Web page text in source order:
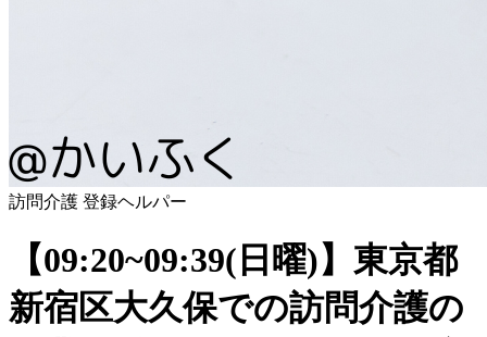
訪問介護 登録ヘルパー
【09:20~09:39(日曜)】東京都
新宿区大久保での訪問介護の